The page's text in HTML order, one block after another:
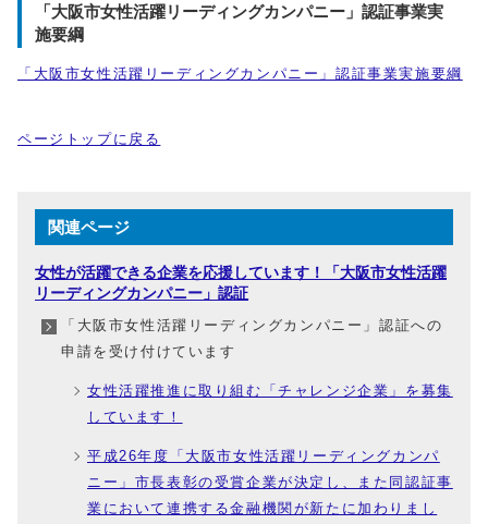
「大阪市女性活躍リーディングカンパニー」認証事業実
施要綱
「大阪市女性活躍リーディングカンパニー」認証事業実施要綱
ページトップに戻る
関連ページ
女性が活躍できる企業を応援しています！「大阪市女性活躍
リーディングカンパニー」認証
「大阪市女性活躍リーディングカンパニー」認証への
申請を受け付けています
女性活躍推進に取り組む「チャレンジ企業」を募集
しています！
平成26年度「大阪市女性活躍リーディングカンパ
ニー」市長表彰の受賞企業が決定し、また同認証事
業において連携する金融機関が新たに加わりまし